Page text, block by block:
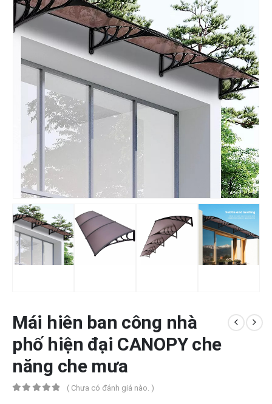
Mái hiên ban công nhà
phố hiện đại CANOPY che
năng che mưa
( Chưa có đánh giá nào. )